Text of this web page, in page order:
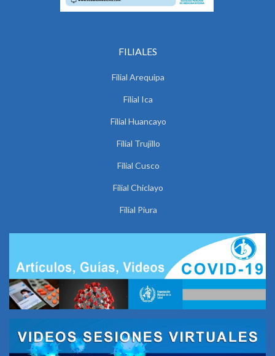
FILIALES
Filial Arequipa
Filial Ica
Filial Huancayo
Filial Trujillo
Filial Cusco
Filial Chiclayo
Filial Piura